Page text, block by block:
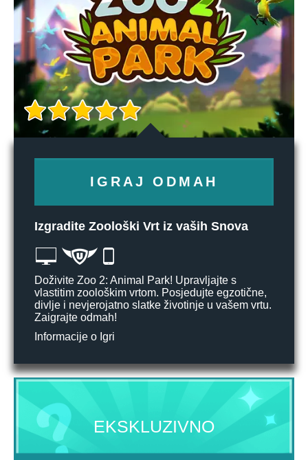
IGRAJ ODMAH
Izgradite Zoološki Vrt iz vaših Snova
Doživite Zoo 2: Animal Park! Upravljajte s
vlastitim zoološkim vrtom. Posjedujte egzotične,
divlje i nevjerojatno slatke životinje u vašem vrtu.
Zaigrajte odmah!
Informacije o Igri
EKSKLUZIVNO